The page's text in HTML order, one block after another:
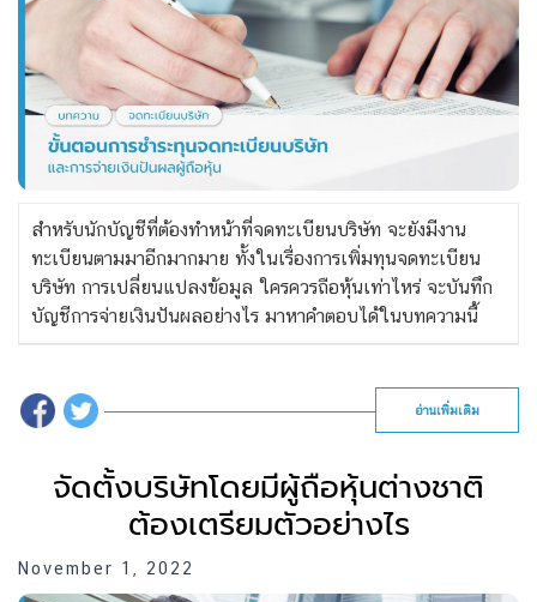
สำหรับนักบัญชีที่ต้องทำหน้าที่จดทะเบียนบริษัท จะยังมีงาน
ทะเบียนตามมาอีกมากมาย ทั้งในเรื่องการเพิ่มทุนจดทะเบียน
บริษัท การเปลี่ยนแปลงข้อมูล ใครควรถือหุ้นเท่าไหร่ จะบันทึก
บัญชีการจ่ายเงินปันผลอย่างไร มาหาคำตอบได้ในบทความนี้
อ่านเพิ่มเติม
จัดตั้งบริษัทโดยมีผู้ถือหุ้นต่างชาติ
ต้องเตรียมตัวอย่างไร
November 1, 2022